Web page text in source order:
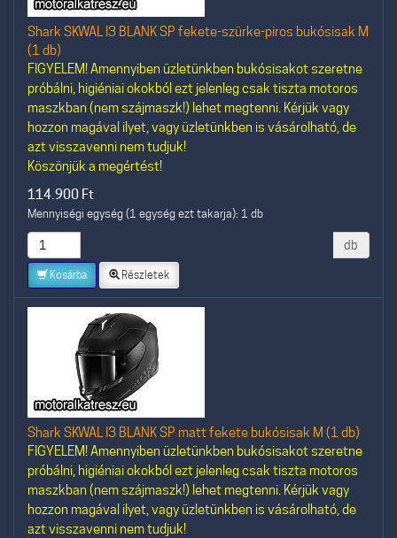
Shark SKWAL I3 BLANK SP fekete-szürke-piros bukósisak M
(1 db)
FIGYELEM! Amennyiben üzletünkben bukósisakot szeretne
próbálni, higiéniai okokból ezt jelenleg csak tiszta motoros
maszkban (nem szájmaszk!) lehet megtenni. Kérjük vagy
hozzon magával ilyet, vagy üzletünkben is vásárolható, de
azt visszavenni nem tudjuk!
Köszönjük a megértést!
114.900 Ft
Mennyiségi egység (1 egység ezt takarja): 1 db
db
Kosárba Részletek
Shark SKWAL I3 BLANK SP matt fekete bukósisak M (1 db)
FIGYELEM! Amennyiben üzletünkben bukósisakot szeretne
próbálni, higiéniai okokból ezt jelenleg csak tiszta motoros
maszkban (nem szájmaszk!) lehet megtenni. Kérjük vagy
hozzon magával ilyet, vagy üzletünkben is vásárolható, de
azt visszavenni nem tudjuk!